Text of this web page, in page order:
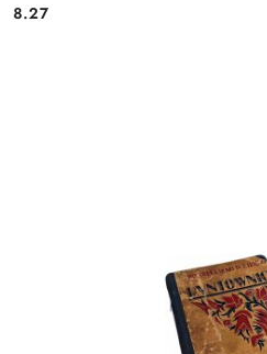
Cena:
8.27